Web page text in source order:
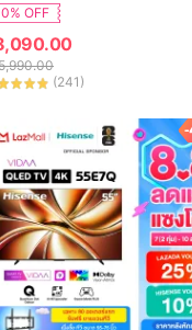
New ไม่มีบริการติดตั้ง
OFF
(241)